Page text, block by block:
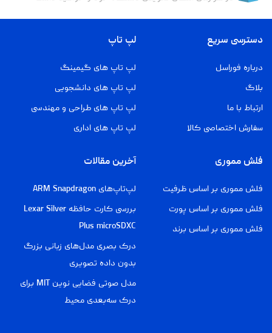
دسترسی سریع
درباره فوراسل
بلاگ
ارتباط با ما
سفارش اختصاصی کالا
لپ تاپ
لپ تاپ های گیمینگ
لپ تاپ های دانشجویی
لپ تاپ های طراحی و مهندسی
لپ تاپ های اداری
فلش مموری
فلش مموری بر اساس ظرفیت
فلش مموری بر اساس پورت
فلش مموری بر اساس برند
آخرین مقالات
لپ‌تاپ‌های ARM Snapdragon
بررسی کارت حافظه Lexar Silver
Plus microSDXC
درک بصری مدل‌های زبانی بزرگ
بدون داده تصویری
مدل صوتی فضایی نوین MIT برای
درک سه‌بعدی محیط